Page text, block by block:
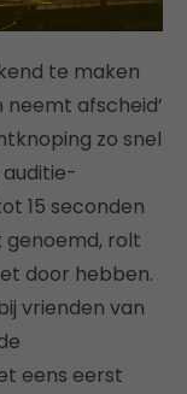
te maken
neemt afscheid’
zo snel
15 seconden
genoemd, rolt
door hebben.
vrienden van
eens eerst